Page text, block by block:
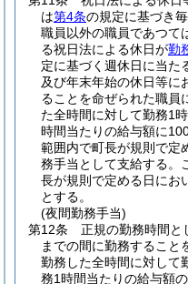
は第4条の規定に基づき
職員以外の職員であつて
る祝日法による休日が勤
定に基づく週休日に当た
及び年末年始の休日等に
ることを命ぜられた職員
た全時間に対して勤務1
時間当たりの給与額に
範囲内で町長が規則で定
務手当として支給する。
長が規則で定める日にお
とする。
(夜間勤務手当)
第12条
正規の勤務時間と
までの間に勤務すること
勤務した全時間に対して
務1時間当たりの給与額